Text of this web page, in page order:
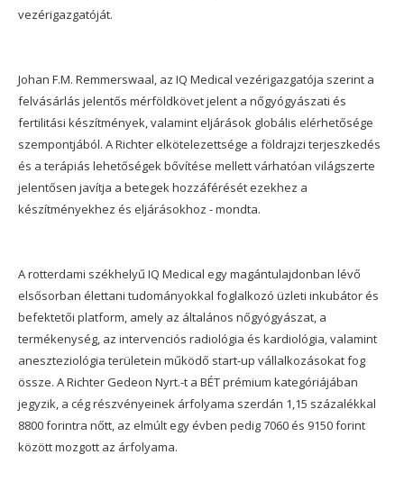
vezérigazgatóját.
Johan F.M. Remmerswaal, az IQ Medical vezérigazgatója szerint a
felvásárlás jelentős mérföldkövet jelent a nőgyógyászati és
fertilitási készítmények, valamint eljárások globális elérhetősége
szempontjából. A Richter elkötelezettsége a földrajzi terjeszkedés
és a terápiás lehetőségek bővítése mellett várhatóan világszerte
jelentősen javítja a betegek hozzáférését ezekhez a
készítményekhez és eljárásokhoz - mondta.
A rotterdami székhelyű IQ Medical egy magántulajdonban lévő
elsősorban élettani tudományokkal foglalkozó üzleti inkubátor és
befektetői platform, amely az általános nőgyógyászat, a
termékenység, az intervenciós radiológia és kardiológia, valamint
aneszteziológia területein működő start-up vállalkozásokat fog
össze. A Richter Gedeon Nyrt.-t a BÉT prémium kategóriájában
jegyzik, a cég részvényeinek árfolyama szerdán 1,15 százalékkal
8800 forintra nőtt, az elmúlt egy évben pedig 7060 és 9150 forint
között mozgott az árfolyama.